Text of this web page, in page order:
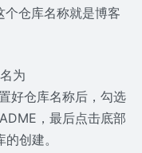
仓库名称就是博客
为
好仓库名称后，勾选
，最后点击底部
创建。